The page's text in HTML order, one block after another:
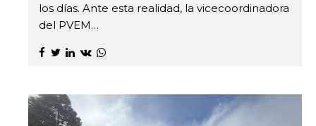
los días. Ante esta realidad, la vicecoordinadora
del PVEM…